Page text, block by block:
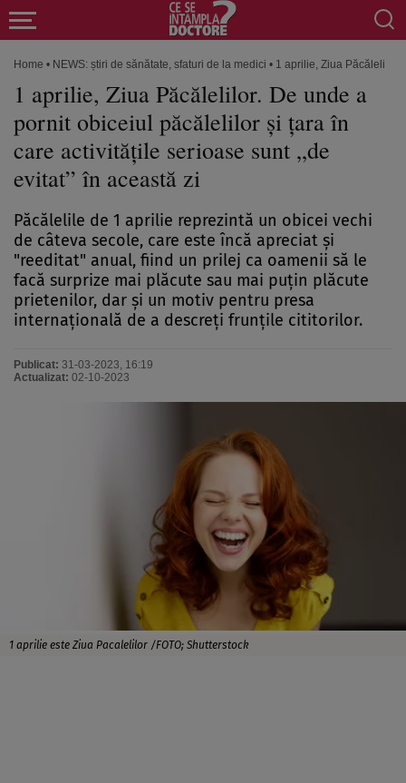
Home • NEWS: știri de sănătate, sfaturi de la medici • 1 aprilie, Ziua Păcălelilor.
1 aprilie, Ziua Păcălelilor. De unde a
pornit obiceiul păcălelilor și țara în
care activitățile serioase sunt „de
evitat” în această zi
Păcălelile de 1 aprilie reprezintă un obicei vechi
de câteva secole, care este încă apreciat şi
"reeditat" anual, fiind un prilej ca oamenii să le
facă surprize mai plăcute sau mai puţin plăcute
prietenilor, dar şi un motiv pentru presa
internaţională de a descreţi frunţile cititorilor.
Publicat: 31-03-2023, 16:19
Actualizat: 02-10-2023
1 aprilie este Ziua Pacalelilor /FOTO; Shutterstock